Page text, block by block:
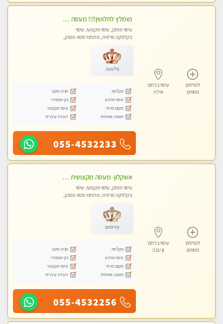
לפרטים
נוספים
עיסוי בדרום
אילת
מומלץ לחלוטין!!!! מעסה מקצועית מהממת ואיכותית פרטי!!!לזוגות +לבית המלון - ללא מין !!
עיסוי מפנק, עיסוי מקצועי, עיסוי
בקלניקה פרטית, מתחמי ספא מפנק,
פלטינה
מקלחת
חניה חינם
עיסוי מרגיע
נקי ומסודר
מקום פרטי
עיסוי מקצועי
תמונה אמיתית
דוברת עיברית
055-4532233
לפרטים
נוספים
עיסוי בדרום
גן יבנה
אשקלון- מעסה מקצועית חדשה ואיכותית לעיסוי מרגיע ומפנק VIP-מומלץ לחלוטין! פרטי! ​​​​​​ Highly recommended
עיסוי מפנק, עיסוי מקצועי, עיסוי
בקלניקה פרטית, מתחמי ספא מפנק,
טנטרה
פרימיום
מקלחת
חניה חינם
עיסוי מרגיע
נקי ומסודר
מקום פרטי
עיסוי מקצועי
תמונה אמיתית
דוברת עיברית
055-4532256